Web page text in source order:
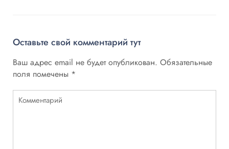
Оставьте свой комментарий тут
Ваш адрес email не будет опубликован. Обязательные
поля помечены *